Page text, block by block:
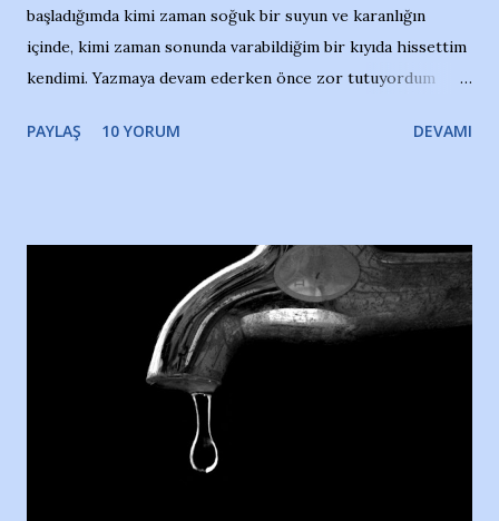
başladığımda kimi zaman soğuk bir suyun ve karanlığın
içinde, kimi zaman sonunda varabildiğim bir kıyıda hissettim
kendimi. Yazmaya devam ederken önce zor tutuyordum
Yazımı, ağlayarak bitirebildim ancak…Kendisinin web
Nesrin’in Hikayesi’ne başlıyorum… 1964 Adana Yüzme
havuzunun kenarında 7 yaşında kara kuru bir kız çocuğu
duruyor. Havuzun içinde Adana Demirspor Kulübü
yüzücüleri. Erkekler çoğunlukta. Küçük kız etrafına bakıyor.
Sadece 4 kız çocuğu var. Nesrin, Adana Demirspor’un 4
kızından biri oluyor o gün…Giriyor havuza. 1973 – 1975
Adana Nesrin, 16 yaşında. Yüzüyor. 7 yaşında girdiği
PAYLAŞ 10 YORUM DEVAMI